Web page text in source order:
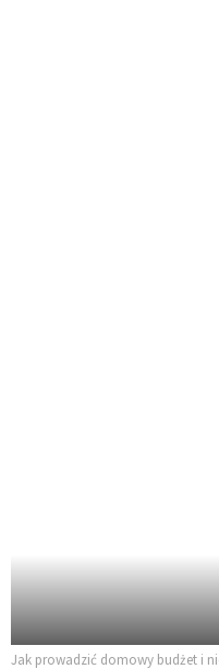
Jak prowadzić domowy budżet i